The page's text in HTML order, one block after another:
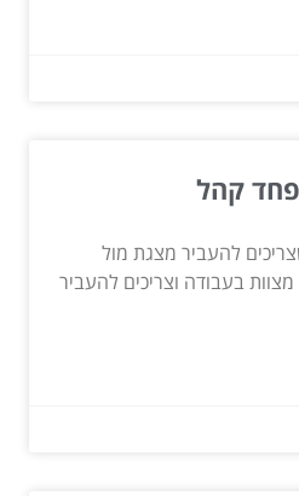
קהל
להעביר מצגת מול
בעבודה וצריכים להעביר